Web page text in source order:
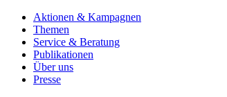
Aktionen & Kampagnen
Themen
Service & Beratung
Publikationen
Über uns
Presse